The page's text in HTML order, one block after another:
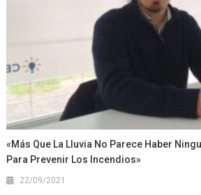
«Más Que La Lluvia No Parece Haber
Para Prevenir Los Incendios»
22/09/2021